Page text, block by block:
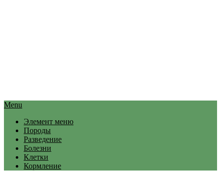
Menu
Элемент меню
Породы
Разведение
Болезни
Клетки
Кормление